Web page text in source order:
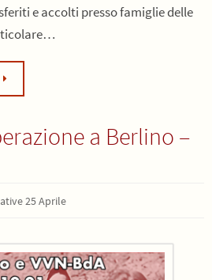
e accolti presso famiglie delle
a Berlino –
25 Aprile